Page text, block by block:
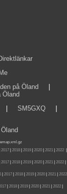
på Öland
Öland
SM5GXQ
Öland
2017| 2018| 2019| 2020| 2021| 2022|
2017 2018 2019 2020 2021 2022
2017 2018 2019 2020 2021
2022
2018 2019 2020 2021 2022